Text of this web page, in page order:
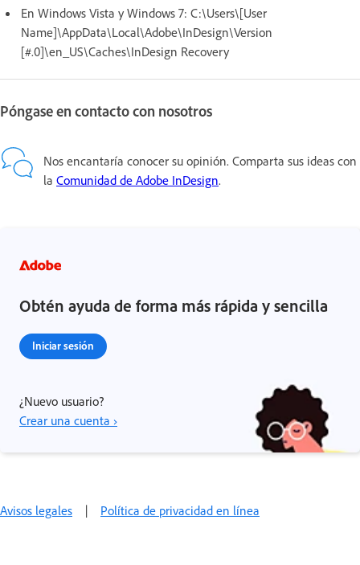
En Windows Vista y Windows 7: C:\Users\[User
Name]\AppData\Local\Adobe\InDesign\Version
[#.0]\en_US\Caches\InDesign Recovery
Póngase en contacto con nosotros
Nos encantaría conocer su opinión. Comparta sus ideas con
la Comunidad de Adobe InDesign.
Obtén ayuda de forma más rápida y sencilla
Iniciar sesión
¿Nuevo usuario?
Crear una cuenta ›
Avisos legales | Política de privacidad en línea